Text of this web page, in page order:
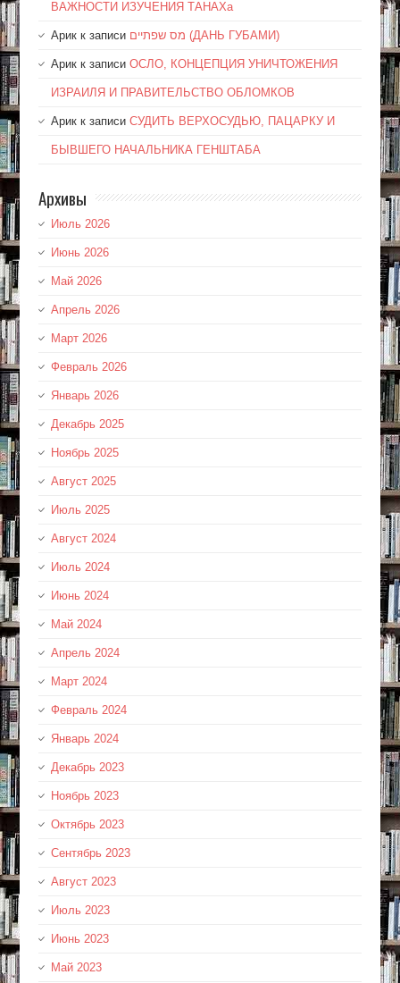
ВАЖНОСТИ ИЗУЧЕНИЯ ТАНАХа
Арикк записи מס שפתיים (ДАНЬ ГУБАМИ)
Арикк записи ОСЛО, КОНЦЕПЦИЯ УНИЧТОЖЕНИЯ
ИЗРАИЛЯ И ПРАВИТЕЛЬСТВО ОБЛОМКОВ
Арикк записи СУДИТЬ ВЕРХОСУДЬЮ, ПАЦАРКУ И
БЫВШЕГО НАЧАЛЬНИКА ГЕНШТАБА
Архивы
Июль 2026
Июнь 2026
Май 2026
Апрель 2026
Март 2026
Февраль 2026
Январь 2026
Декабрь 2025
Ноябрь 2025
Август 2025
Июль 2025
Август 2024
Июль 2024
Июнь 2024
Май 2024
Апрель 2024
Март 2024
Февраль 2024
Январь 2024
Декабрь 2023
Ноябрь 2023
Октябрь 2023
Сентябрь 2023
Август 2023
Июль 2023
Июнь 2023
Май 2023